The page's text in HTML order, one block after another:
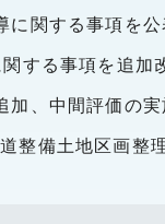
関する事項を公
する事項を追加
、中間評価の
整備土地区画整